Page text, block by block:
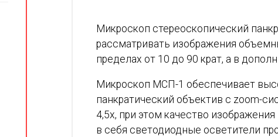
Микроскоп стереоскопический
рассматривать изображения
пределах от 10 до 90 крат, а в
Микроскоп МСП-1 обеспечивает
панкратический объектив с zoom-
4,5х, при этом качество
в себя светодиодные осветители